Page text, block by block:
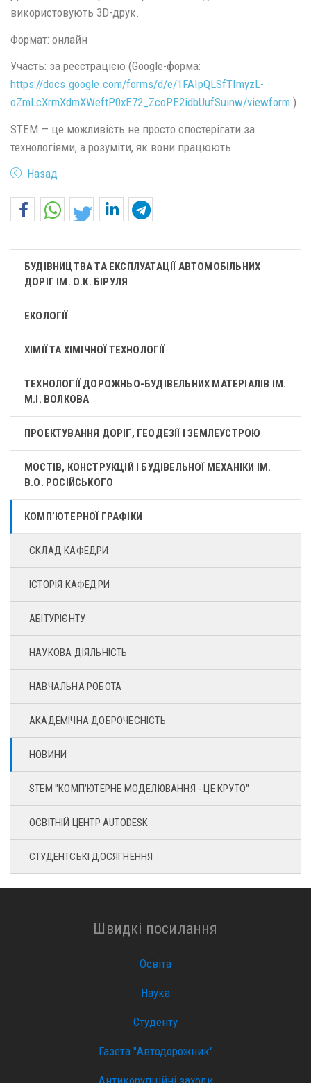
використовують 3D-друк.
Формат: онлайн
Участь: за реєстрацією (Google-форма:
https://docs.google.com/forms/d/e/1FAIpQLSfTImyzL-
oZmLcXrmXdmXWeftP0xE72_ZcoPE2idbUufSuinw/viewform )
STEM — це можливість не просто спостерігати за
технологіями, а розуміти, як вони працюють.
Назад
БУДІВНИЦТВА ТА ЕКСПЛУАТАЦІЇ АВТОМОБІЛЬНИХ
ДОРІГ ІМ. О.К. БІРУЛЯ
ЕКОЛОГІЇ
ХІМІЇ ТА ХІМІЧНОЇ ТЕХНОЛОГІЇ
ТЕХНОЛОГІЇ ДОРОЖНЬО-БУДІВЕЛЬНИХ МАТЕРІАЛІВ ІМ.
М.І. ВОЛКОВА
ПРОЕКТУВАННЯ ДОРІГ, ГЕОДЕЗІЇ І ЗЕМЛЕУСТРОЮ
МОСТІВ, КОНСТРУКЦІЙ І БУДІВЕЛЬНОЇ МЕХАНІКИ ІМ.
В.О. РОСІЙСЬКОГО
КОМП’ЮТЕРНОЇ ГРАФІКИ
СКЛАД КАФЕДРИ
ІСТОРІЯ КАФЕДРИ
АБІТУРІЄНТУ
НАУКОВА ДІЯЛЬНІСТЬ
НАВЧАЛЬНА РОБОТА
АКАДЕМІЧНА ДОБРОЧЕСНІСТЬ
НОВИНИ
STEM "КОМП’ЮТЕРНЕ МОДЕЛЮВАННЯ - ЦЕ КРУТО"
ОСВІТНІЙ ЦЕНТР AUTODESK
СТУДЕНТСЬКІ ДОСЯГНЕННЯ
Швидкі посилання
Освіта
Наука
Студенту
Газета "Автодорожник"
Антикорупційні заходи